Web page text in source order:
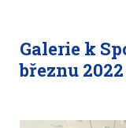
Galerie k
březnu 2022